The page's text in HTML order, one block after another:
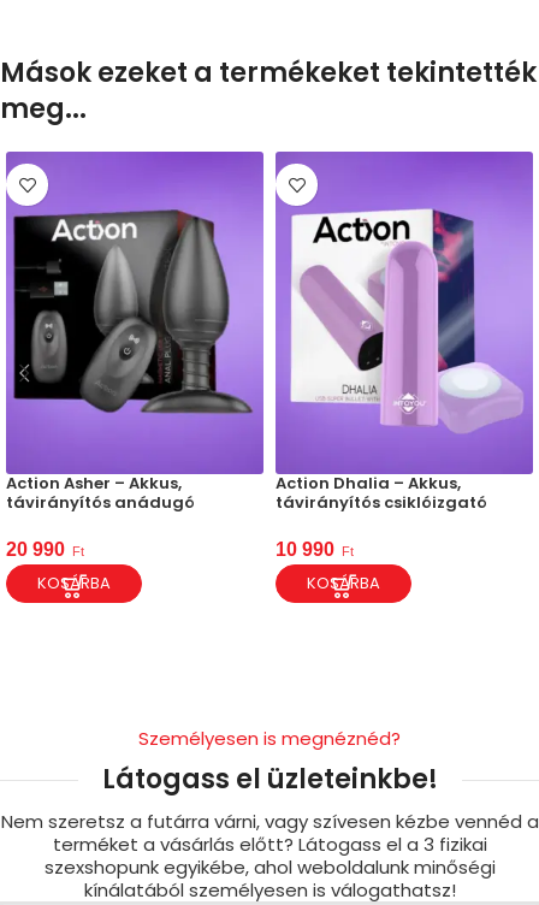
Mások ezeket a termékeket tekintették
meg...
Action Asher – Akkus,
távirányítós anádugó
20 990 Ft
KOSÁRBA
Action Dhalia – Akkus,
távirányítós csiklóizgató
10 990 Ft
KOSÁRBA
Személyesen is megnéznéd?
Látogass el üzleteinkbe!
Nem szeretsz a futárra várni, vagy szívesen kézbe vennéd a
terméket a vásárlás előtt? Látogass el a 3 fizikai
szexshopunk egyikébe, ahol weboldalunk minőségi
kínálatából személyesen is válogathatsz!